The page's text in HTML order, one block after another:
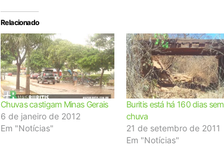
Relacionado
Chuvas castigam Minas Gerais
6 de janeiro de 2012
Em "Notícias"
Buritis está há 160 dias sem
chuva
21 de setembro de 2011
Em "Notícias"